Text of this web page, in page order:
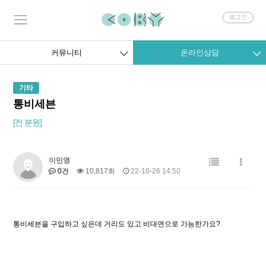
회로그인
커뮤니티 온라인상담
기타
통비세븐
[전 분원]
이민영
0건
10,817회 22-10-26 14:50
통비세븐을 구입하고 싶은데 거리도 있고 비대면으로 가능한가요?